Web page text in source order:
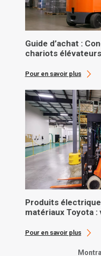
Guide d’achat :
chariots
Pour en savoir plus
Produits
matériaux Toyota
Pour en savoir plus